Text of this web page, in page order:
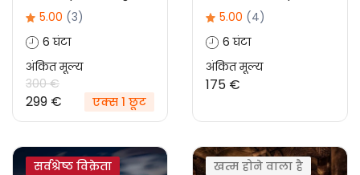
5.00 (3)
6 घंटा
अंकित मूल्य
300 €
299 € एक्स 1 छूट
5.00 (4)
6 घंटा
अंकित मूल्य
175 €
सर्वश्रेष्ठ विक्रेता खत्म होने वाला है